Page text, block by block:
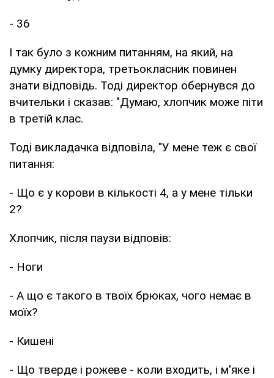
- 36
І так було з кожним питанням, на який, на
думку директора, третьокласник повинен
знати відповідь. Тоді директор обернувся до
вчительки і сказав: "Думаю, хлопчик може піти
в третій клас.
Тоді викладачка відповіла, "У мене теж є свої
питання:
- Що є у корови в кількості 4, а у мене тільки
2?
Хлопчик, після паузи відповів:
- Ноги
- А що є такого в твоїх брюках, чого немає в
моїх?
- Кишені
- Що тверде і рожеве - коли входить, і м'яке і